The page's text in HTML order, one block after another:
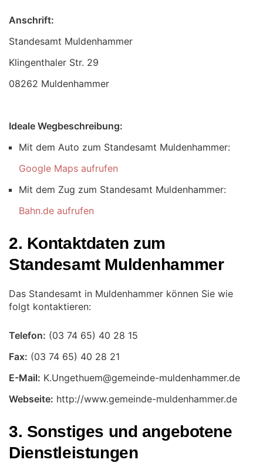
Anschrift:
Standesamt Muldenhammer
08262 Muldenhammer
Ideale Wegbeschreibung:
Mit dem Auto zum Standesamt Muldenhammer:
Google Maps aufrufen
Mit dem Zug zum Standesamt Muldenhammer:
Bahn.de aufrufen
2. Kontaktdaten zum
Standesamt Muldenhammer
Das Standesamt in Muldenhammer können Sie wie
folgt kontaktieren:
Telefon:
Fax:
E-Mail:
Webseite: http://www.gemeinde-muldenhammer.de
3. Sonstiges und angebotene
Dienstleistungen